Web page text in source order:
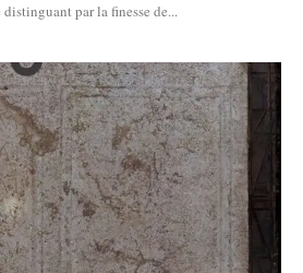
par la finesse de...